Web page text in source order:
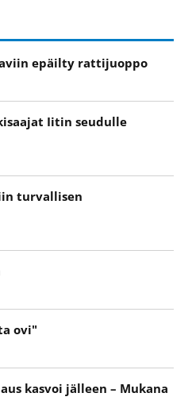
epäilty rattijuoppo
Iitin seudulle
turvallisen
ovi"
kasvoi jälleen – Mukana